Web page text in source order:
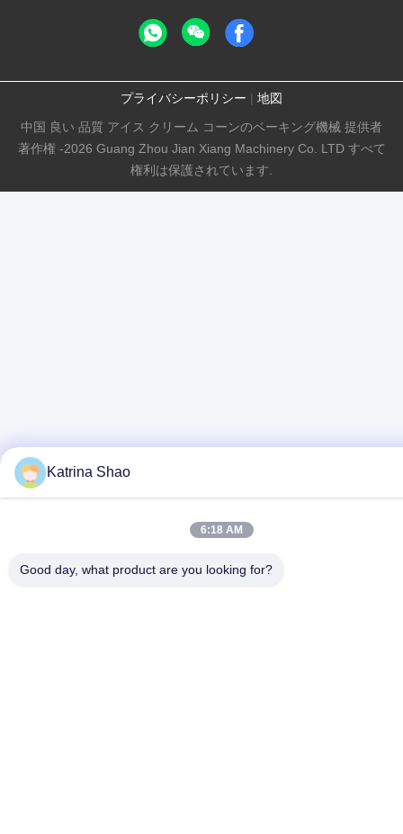
プライバシーポリシー | 地図
中国 良い 品質 アイス クリーム コーンのベーキング機械 提供者
著作権 -2026 Guang Zhou Jian Xiang Machinery Co. LTD すべて
権利は保護されています.
Katrina Shao
6:18 AM
Good day, what product are you looking for?